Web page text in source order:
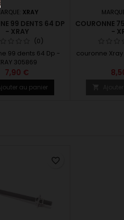
XRAY
99 DENTS 64 DP
- XRAY
(0)
99 dents 64 Dp -
305869
7,90 €
au panier
COURONNE
-
couronne Xray
favorite_border